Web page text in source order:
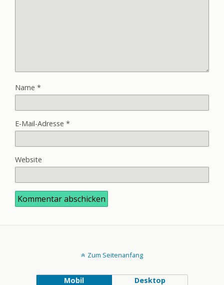
Name *
E-Mail-Adresse *
Website
Zum Seitenanfang
Mobil Desktop